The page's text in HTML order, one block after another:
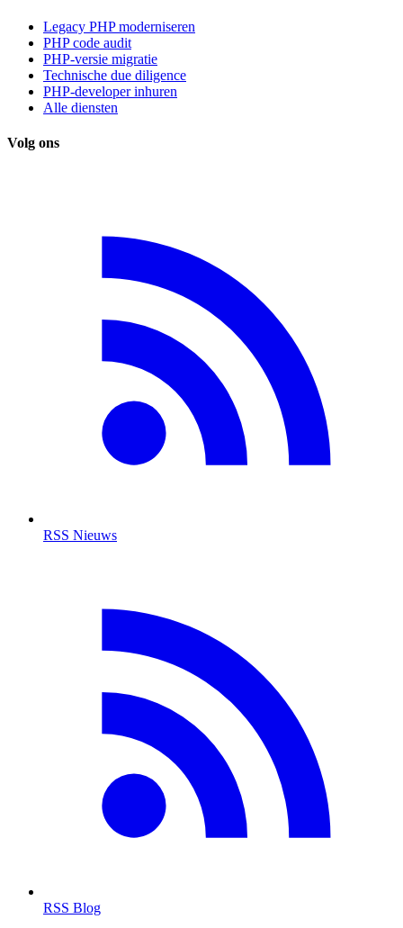
Legacy PHP moderniseren
PHP code audit
PHP-versie migratie
Technische due diligence
PHP-developer inhuren
Alle diensten
Volg ons
RSS Nieuws
RSS Blog